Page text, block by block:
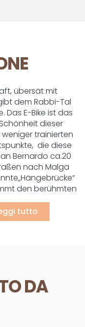
übersät mit
dem Rabbi-Tal
E-Bike ist das
dieser
trainierten
die diese
Bernardo ca.20
nach Malga
den berühmten
tutto
DA